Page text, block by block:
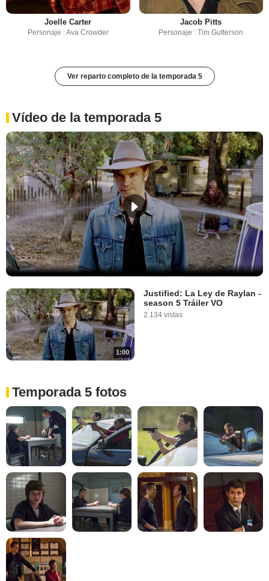
Joelle Carter
Personaje : Ava Crowder
Jacob Pitts
Personaje : Tim Gutterson
Ver reparto completo de la temporada 5
Vídeo de la temporada 5
1:00
Justified: La Ley de Raylan -
season 5 Tráiler VO
2.134 vistas
Temporada 5 fotos